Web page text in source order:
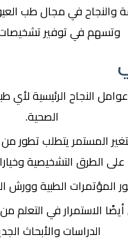
والنجاح في مجال طب
وتسهم في توفير
النجاح الرئيسية
الصحية.
المستمر يتطلب تطور
على الطرق التشخيصية
المؤتمرات الطبية وورش
الاستمرار في التعلم
الدراسات والأبحاث